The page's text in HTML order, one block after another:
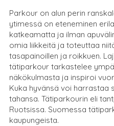
Parkour on alun perin
ytimessä on eteneminen
katkeamatta ja ilman
omia liikkeitä ja toteuttaa
tasapainoillen ja roikkuen.
tätiparkour tarkastelee
näkökulmasta ja inspiroi
Kuka hyvänsä voi harrastaa
tahansa. Tätiparkourin eli
Ruotsissa. Suomessa
kaupungeista.